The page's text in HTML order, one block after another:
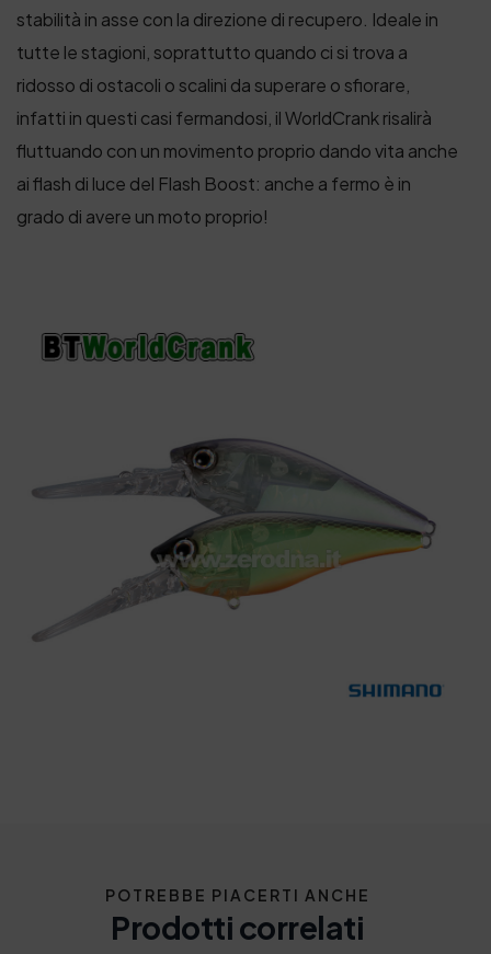
stabilità in asse con la direzione di recupero. Ideale in
tutte le stagioni, soprattutto quando ci si trova a
ridosso di ostacoli o scalini da superare o sfiorare,
infatti in questi casi fermandosi, il WorldCrank risalirà
fluttuando con un movimento proprio dando vita anche
ai flash di luce del Flash Boost: anche a fermo è in
grado di avere un moto proprio!
POTREBBE PIACERTI ANCHE
Prodotti correlati